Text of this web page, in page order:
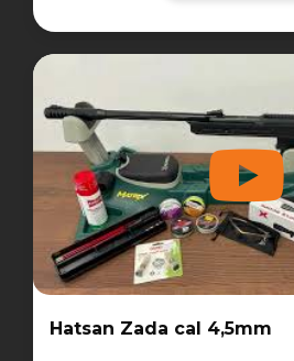
Hatsan Zada cal 4,5mm